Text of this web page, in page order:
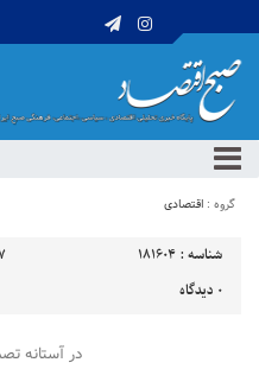
گروه : اقتصادی
شناسه : 181604
17
0 دیدگاه
در آستانه